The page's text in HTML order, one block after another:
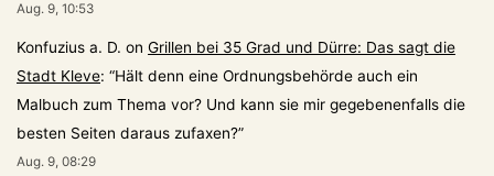
Aug. 9, 10:53
Konfuzius a. D. on Grillen bei 35 Grad und Dürre: Das sagt die
Stadt Kleve: “Hält denn eine Ordnungsbehörde auch ein
Malbuch zum Thema vor? Und kann sie mir gegebenenfalls die
besten Seiten daraus zufaxen?”
Aug. 9, 08:29